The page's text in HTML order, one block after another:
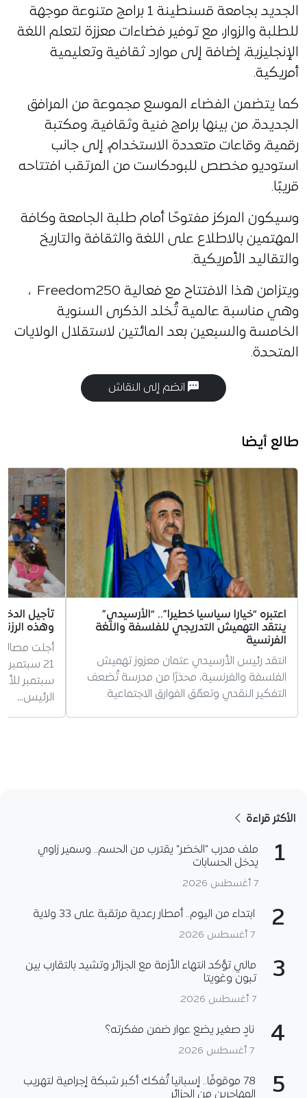
الجديد بجامعة قسنطينة 1 برامج متنوعة موجهة
للطلبة والزوار، مع توفير فضاءات معززة لتعلم اللغة
الإنجليزية، إضافة إلى موارد ثقافية وتعليمية
أمريكية.
كما يتضمن الفضاء الموسع مجموعة من المرافق
الجديدة، من بينها برامج فنية وثقافية، ومكتبة
رقمية، وقاعات متعددة الاستخدام، إلى جانب
استوديو مخصص للبودكاست من المرتقب افتتاحه
قريبًا.
وسيكون المركز مفتوحًا أمام طلبة الجامعة وكافة
المهتمين بالاطلاع على اللغة والثقافة والتاريخ
والتقاليد الأمريكية.
ويتزامن هذا الافتتاح مع فعالية Freedom250 ،
وهي مناسبة عالمية تُخلد الذكرى السنوية
الخامسة والسبعين بعد المائتين لاستقلال الولايات
المتحدة.
انضم إلى النقاش
طالع أيضا
اعتبره “خيارا سياسيا خطيرا”.. “الأرسيدي”
ينتقد التهميش التدريجي للفلسفة واللغة
الفرنسية
انتقد رئيس الأرسيدي عثمان معزوز تهميش
الفلسفة والفرنسية، محذرًا من مدرسة تُضعف
التفكير النقدي وتعمّق الفوارق الاجتماعية.
وهذه
أجلت مصالح
سبتمبر
الرئيس…
الأكثر قراءة
1
ملف مدرب “الخضر” يقترب من الحسم.. وسمير زاوي
يدخل الحسابات
7 أغسطس 2026
2 ابتداء من اليوم.. أمطار رعدية مرتقبة على 33 ولاية
7 أغسطس 2026
3
مالي تؤكد انتهاء الأزمة مع الجزائر وتشيد بالتقارب بين
تبون وغويتا
7 أغسطس 2026
4 نادٍ صغير يضع عوار ضمن مفكرته؟
7 أغسطس 2026
5
78 موقوفًا.. إسبانيا تُفكك أكبر شبكة إجرامية لتهريب
المهاجرين من الجزائر